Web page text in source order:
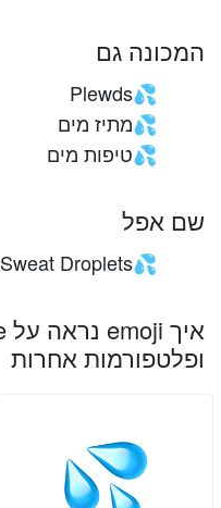
המכונה גם
💦
Plewds
💦מתיז מים
💦טיפות מים
שם אפל
💦
Sweat Droplets
ופלטפורמות אחרות